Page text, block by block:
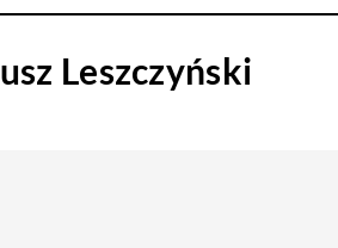
Leszczyński